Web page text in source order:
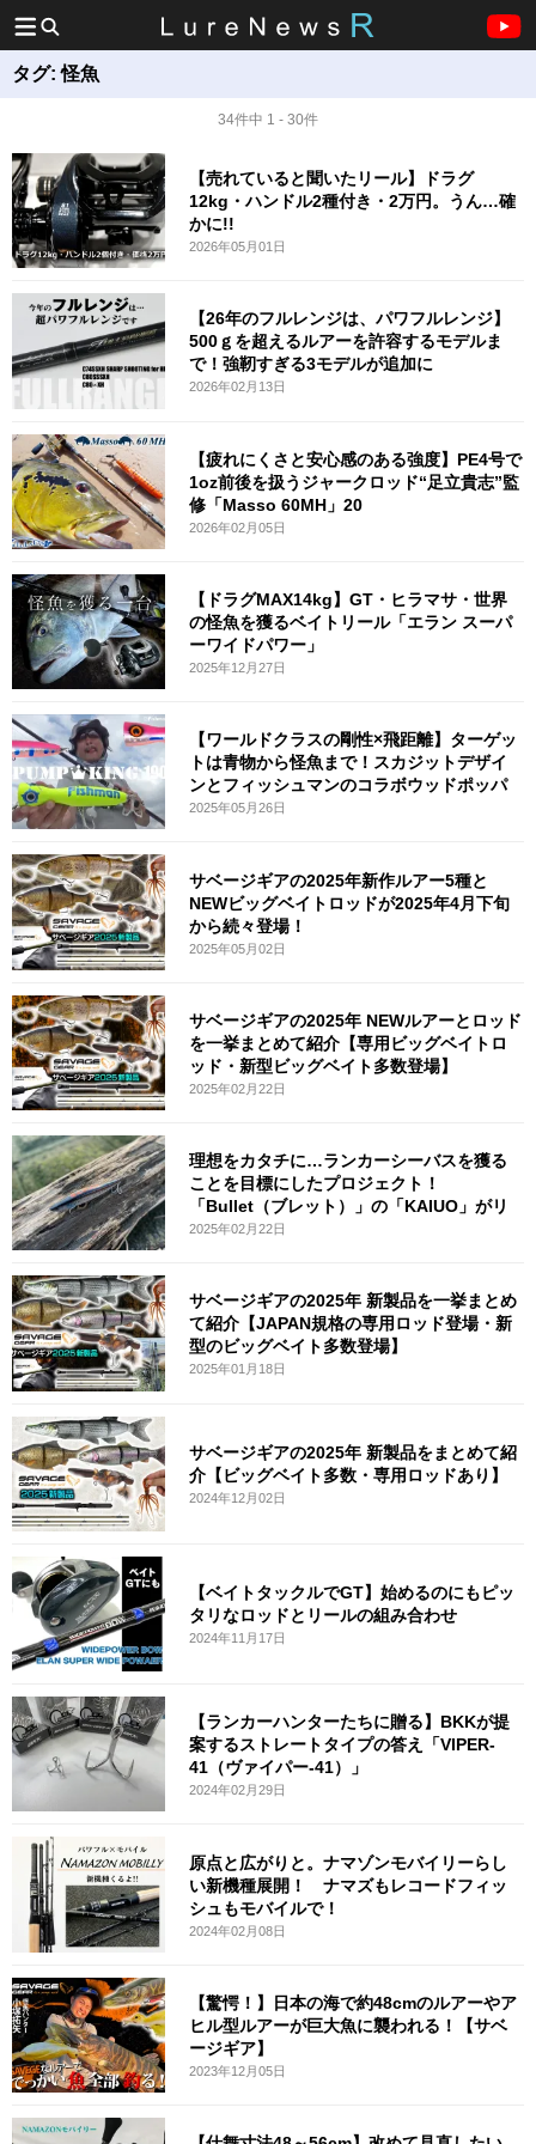
タグ:怪魚
34件中 1 - 30件
【売れていると聞いたリール】ドラグ
12kg・ハンドル2種付き・2万円。うん…確
かに!!
2026年05月01日
【26年のフルレンジは、パワフルレンジ】
500ｇを超えるルアーを許容するモデルま
で！強靭すぎる3モデルが追加に
2026年02月13日
【疲れにくさと安心感のある強度】PE4号で
1oz前後を扱うジャークロッド“足立貴志”監
修「Masso 60MH」20
2026年02月05日
【ドラグMAX14kg】GT・ヒラマサ・世界
の怪魚を獲るベイトリール「エラン スーパ
ーワイドパワー」
2025年12月27日
【ワールドクラスの剛性×飛距離】ターゲッ
トは青物から怪魚まで！スカジットデザイ
ンとフィッシュマンのコラボウッドポッパ
2025年05月26日
サベージギアの2025年新作ルアー5種と
NEWビッグベイトロッドが2025年4月下旬
から続々登場！
2025年05月02日
サベージギアの2025年 NEWルアーとロッド
を一挙まとめて紹介【専用ビッグベイトロ
ッド・新型ビッグベイト多数登場】
2025年02月22日
理想をカタチに…ランカーシーバスを獲る
ことを目標にしたプロジェクト！
「Bullet（ブレット）」の「KAIUO」がリ
2025年02月22日
サベージギアの2025年 新製品を一挙まとめ
て紹介【JAPAN規格の専用ロッド登場・新
型のビッグベイト多数登場】
2025年01月18日
サベージギアの2025年 新製品をまとめて紹
介【ビッグベイト多数・専用ロッドあり】
2024年12月02日
【ベイトタックルでGT】始めるのにもピッ
タリなロッドとリールの組み合わせ
2024年11月17日
【ランカーハンターたちに贈る】BKKが提
案するストレートタイプの答え「VIPER-
41（ヴァイパー-41）」
2024年02月29日
原点と広がりと。ナマゾンモバイリーらし
い新機種展開！ ナマズもレコードフィッ
シュもモバイルで！
2024年02月08日
【驚愕！】日本の海で約48cmのルアーやア
ヒル型ルアーが巨大魚に襲われる！【サベ
ージギア】
2023年12月05日